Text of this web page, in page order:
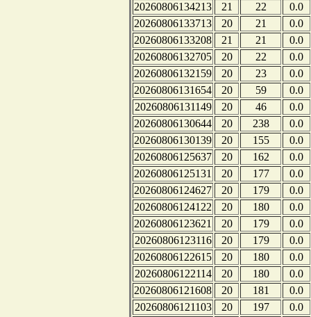
20260806134213
21 22
0.0
20260806133713
20 21
0.0
20260806133208
21 21
0.0
20260806132705
20 22
0.0
20260806132159
20 23
0.0
20260806131654
20 59
0.0
20260806131149
20 46
0.0
20260806130644
20 238
0.0
20260806130139
20 155
0.0
20260806125637
20 162
0.0
20260806125131
20 177
0.0
20260806124627
20 179
0.0
20260806124122
20 180
0.0
20260806123621
20 179
0.0
20260806123116
20 179
0.0
20260806122615
20 180
0.0
20260806122114
20 180
0.0
20260806121608
20 181
0.0
20260806121103
20 197
0.0